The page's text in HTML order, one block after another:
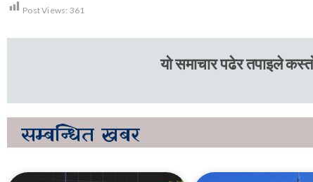
Post Views: 361
यो समाचार पढेर तपाइले
सम्बन्धित खबर